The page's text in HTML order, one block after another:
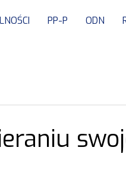
PP-P ODN